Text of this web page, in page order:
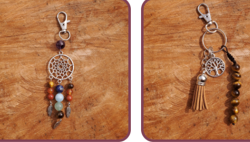
Ce
produit
a
plusieurs
variations.
Les
options
peuvent
être
choisies
sur
a